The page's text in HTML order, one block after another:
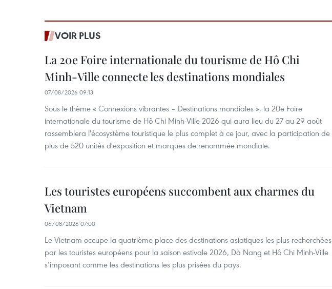
VOIR PLUS
La 20e Foire internationale du tourisme de Hô Chi
Minh-Ville connecte les destinations mondiales
07/08/2026 09:13
Sous le thème « Connexions vibrantes – Destinations mondiales », la 20e Foire
internationale du tourisme de Hô Chi Minh-Ville 2026 qui aura lieu du 27 au 29 août
rassemblera l'écosystème touristique le plus complet à ce jour, avec la participation de
plus de 520 unités d'exposition et marques de renommée mondiale.
Les touristes européens succombent aux charmes du
Vietnam
06/08/2026 07:00
Le Vietnam occupe la quatrième place des destinations asiatiques les plus recherchées
par les touristes européens pour la saison estivale 2026, Dà Nang et Hô Chi Minh-Ville
s’imposant comme les destinations les plus prisées du pays.